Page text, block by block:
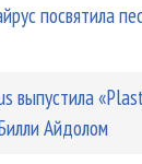
посвятила
выпустила
Айдолом